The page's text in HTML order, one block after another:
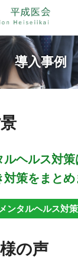
導入事例
ルヘルス対
策をまとめ
ンタルヘルス対策
の声